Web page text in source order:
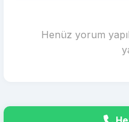
Henüz yorum